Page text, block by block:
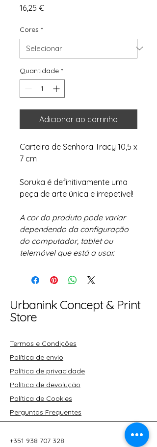
16,25 €Preço
Cores *
Quantidade *
Adicionar ao carrinho
Carteira de Senhora Tracy 10,5 x
7 cm
Soruka é definitivamente uma
peça de arte única e irrepetível!
A cor do produto pode variar
dependendo da configuração
do computador, tablet ou
telemóvel que está a usar.
Urbanink Concept & Print
Store
Termos e Condições
Política de envio
Política de privacidade
Política de devolução
Política de Cookies
Perguntas Frequentes
+351 938 707 328